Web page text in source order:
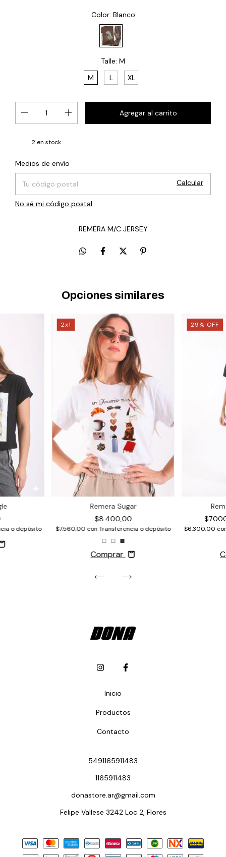
Color: Blanco
Talle: M
M
L XL
2 en stock
Entregas para el CP:
Medios de envío
Calcular
No sé mi código postal
REMERA M/C JERSEY
Opciones similares
o depósito
2x1
Remera Sugar
$8.400,00
$7.560,00 conTransferencia o depósito
Comprar
29% OFF
$6.300,00
Inicio
Productos
Contacto
5491165911483
1165911483
donastore.ar@gmail.com
Felipe Vallese 3242 Loc 2, Flores